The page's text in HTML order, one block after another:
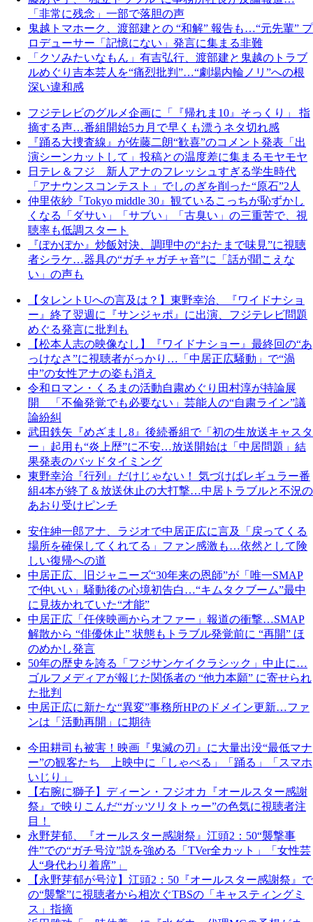
「非常に残念」一部で落胆の声
鬼越トマホーク、渡部建との “和解” 報告も…“元先輩” プ
ロデューサー「記憶にない」発言に集まる非難
「クソみたいなもん」有吉弘行、渡部建と鬼越のトラブ
ルめぐり吉本芸人を“痛烈批判”…“劇場内輪ノリ”への根
深い違和感
フジテレビのグルメ企画に「『帰れま10』そっくり」 指
摘する声…番組開始5カ月で早くも漂うネタ切れ感
『踊る大捜査線』が佐藤二朗“歓喜”のコメント発表「出
演シーンカットして」投稿との温度差に集まるモヤモヤ
日テレ＆フジ 新人アナのフレッシュすぎる学生時代
「アナウンスコンテスト」でしのぎを削った“原石”2人
仲里依紗『Tokyo middle 30』観ているこっちが恥ずかし
くなる「ダサい」「サブい」「古臭い」の三重苦で、視
聴率も低調スタート
『ぽかぽか』炒飯対決、調理中の“おたまで味見”に視聴
者シラケ…器具の“ガチャガチャ音”に「話が聞こえな
い」の声も
【タレントUへの言及は？】東野幸治、『ワイドナショ
ー』終了翌週に『サンジャポ』に出演、フジテレビ問題
めぐる発言に批判も
【松本人志の映像なし】『ワイドナショー』最終回の“あ
っけなさ”に視聴者がっかり…「中居正広騒動」で“渦
中”の女性アナの姿も消え
令和ロマン・くるまの活動自粛めぐり田村淳が持論展
開 「不倫発覚でも必要ない」芸能人の“自粛ライン”議
論紛糾
武田鉄矢『めざまし8』後続番組で「初の生放送キャスタ
ー」起用も“炎上歴”に不安…放送開始は「中居問題」結
果発表のバッドタイミング
東野幸治『行列』だけじゃない！ 気づけばレギュラー番
組4本が終了＆放送休止の大打撃…中居トラブルと不況の
あおり受けピンチ
安住紳一郎アナ、ラジオで中居正広に言及「戻ってくる
場所を確保してくれてる」ファン感激も…依然として険
しい復帰への道
中居正広、旧ジャニーズ“30年来の恩師”が「唯一SMAP
で仲いい」騒動後の心境初告白…“キムタクブーム”最中
に見抜かれていた“才能”
中居正広「任侠映画からオファー」報道の衝撃…SMAP
解散から “俳優休止” 状態もトラブル発覚前に “再開” ほ
のめかし発言
50年の歴史を誇る「フジサンケイクラシック」中止に…
ゴルフメディアが報じた関係者の “他力本願” に寄せられ
た批判
中居正広に新たな“異変”事務所HPのドメイン更新…ファ
ンは「活動再開」に期待
今田耕司も被害！映画『鬼滅の刃』に大量出没“最低マナ
ー”の観客たち 上映中に「しゃべる」「踊る」「スマホ
いじり」
【右腕に獅子】ディーン・フジオカ『オールスター感謝
祭』で映りこんだ“ガッツリタトゥー”の色気に視聴者注
目！
永野芽郁、『オールスター感謝祭』江頭2：50“襲撃事
件”での“ガチ号泣”説を強める「TVer全カット」「女性芸
人“身代わり着席”」
【永野芽郁が号泣】江頭2：50『オールスター感謝祭』で
の“襲撃”に視聴者から相次ぐTBSの「キャスティングミ
ス」指摘